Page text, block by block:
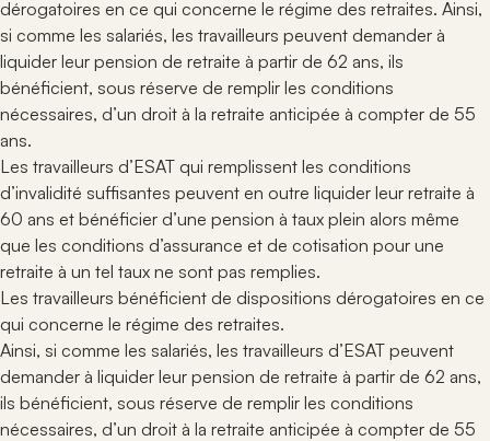
Comprenez ce qui nous anime, ce en quoi nous
croyons et la manière dont nous le mettons en
pratique.
Notre organisation
Découvrez la structure qui permet à ANDICAT de
Contact
Nous sommes à votre écoute : découvrez tous nos
moyens de contact pour échanger facilement avec
nous.
contribuent à la vitalité et à la cohésion du réseau
ANDICAT.
Le secteur protégé
Explorez le fonctionnement du secteur protégé et son
rôle dans l’accompagnement professionnel des
Actualités du secteur
Suivez les annonces, initiatives et événements
marquants qui concernent les établissements et
Rejoindre ANDICAT
Informez-vous sur les conditions et avantages à
rejoindre le réseau national des établissements et
acteurs engagés.
Retrouvez les temps forts, rencontres et rendez-vous
organisés pour animer le réseau et partager les
connaissances.
Veille juridique
Suivez l’actualité législative et réglementaire qui
secteur protégé et adapté.
Fiches pratiques
Consultez des fiches pratiques pour faciliter la
compréhension des règles, procédures et bonnes
pratiques du secteur.
Productions
Accédez à l’ensemble des documents, études et
ressources élaborés par ANDICAT pour éclairer les
pratiques du secteur.
développement des compétences des professionnels
du secteur protégé et adapté.
Catalogue de formations
Recherche
:
Adhérer
Espace
personnel
dérogatoires en ce qui concerne le régime des retraites. Ainsi,
si comme les salariés, les travailleurs peuvent demander à
liquider leur pension de retraite à partir de 62 ans, ils
bénéficient, sous réserve de remplir les conditions
nécessaires, d’un droit à la retraite anticipée à compter de 55
ans.
Les travailleurs d’ESAT qui remplissent les conditions
d’invalidité suffisantes peuvent en outre liquider leur retraite à
60 ans et bénéficier d’une pension à taux plein alors même
que les conditions d’assurance et de cotisation pour une
retraite à un tel taux ne sont pas remplies.
Les travailleurs bénéficient de dispositions dérogatoires en ce
qui concerne le régime des retraites.
Ainsi, si comme les salariés, les travailleurs d’ESAT peuvent
demander à liquider leur pension de retraite à partir de 62 ans,
ils bénéficient, sous réserve de remplir les conditions
nécessaires, d’un droit à la retraite anticipée à compter de 55